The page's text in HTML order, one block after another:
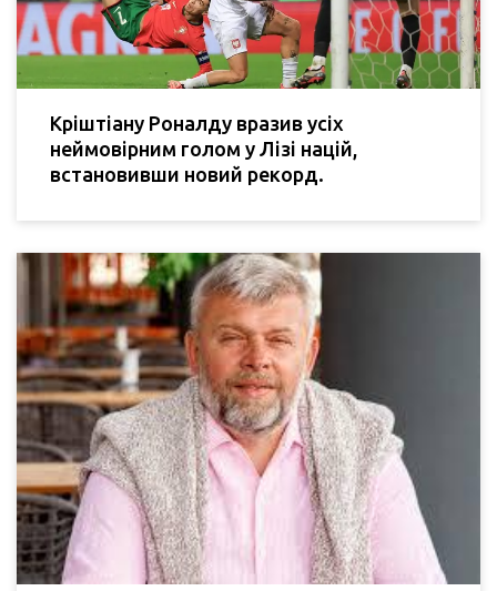
Кріштіану Роналду вразив усіх
неймовірним голом у Лізі націй,
встановивши новий рекорд.